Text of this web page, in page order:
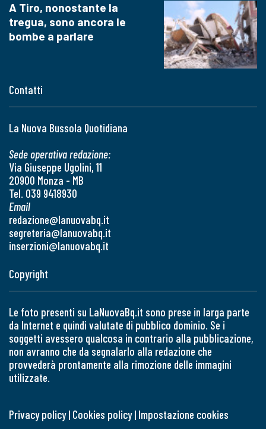
Contatti
La Nuova Bussola Quotidiana
Sede operativa redazione:
Via Giuseppe Ugolini, 11
20900 Monza - MB
Tel. 039 9418930
Email
redazione@lanuovabq.it
segreteria@lanuovabq.it
inserzioni@lanuovabq.it
A Tiro, nonostante la
tregua, sono ancora le
bombe a parlare
Copyright
Le foto presenti su LaNuovaBq.it sono prese in larga parte
da Internet e quindi valutate di pubblico dominio. Se i
soggetti avessero qualcosa in contrario alla pubblicazione,
non avranno che da segnalarlo alla redazione che
provvederà prontamente alla rimozione delle immagini
utilizzate.
Privacy policy| Cookies policy| Impostazione cookies